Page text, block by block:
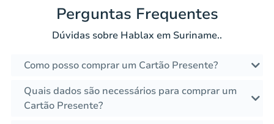
Perguntas Frequentes
Dúvidas sobre Hablax em Suriname..
Como posso comprar um Cartão Presente?
Quais dados são necessários para comprar um
Cartão Presente?